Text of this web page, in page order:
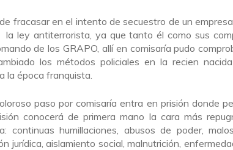
fracasar en el intento de secuestro de un
la ley antiterrorista, ya que tanto él como sus
de los GRAPO, allí en comisaría pudo
los métodos policiales en la recien
la época franquista.
paso por comisaría entra en prisión donde
conocerá de primera mano la cara más
continuas humillaciones, abusos de poder,
jurídica, aislamiento social, malnutrición,